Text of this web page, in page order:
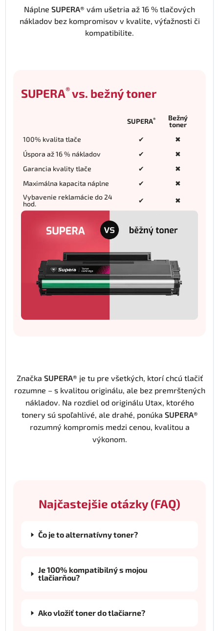
Náplne SUPERA® vám ušetria až 16 % tlačových
nákladov bez kompromisov v kvalite, výťažnosti či
kompatibilite.
SUPERA®vs. bežný toner
SUPERA®
Bežný
toner
100% kvalita tlače
✔
✖
Úspora až 16 % nákladov
✔
✖
Garancia kvality tlače
✔
✖
Maximálna kapacita náplne
✔
✖
Vybavenie reklamácie do 24
hod.
✔ ✖
Značka SUPERA® je tu pre všetkých, ktorí chcú tlačiť
rozumne – s kvalitou originálu, ale bez premrštených
nákladov. Na rozdiel od originálu Utax, ktorého
tonery sú spoľahlivé, ale drahé, ponúka SUPERA®
rozumný kompromis medzi cenou, kvalitou a
výkonom.
Najčastejšie otázky (FAQ)
Čo je to alternatívny toner?
Je 100% kompatibilný s mojou
tlačiarňou?
Ako vložiť toner do tlačiarne?